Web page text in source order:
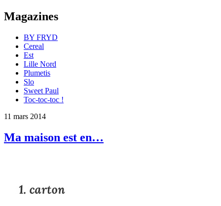
Magazines
BY FRYD
Cereal
Est
Lille Nord
Plumetis
Slo
Sweet Paul
Toc-toc-toc !
11 mars 2014
Ma maison est en…